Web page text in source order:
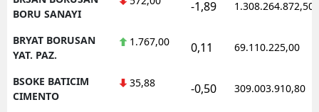
BORU SANAYI
-1,89 1.308.264.872,50
BRYAT BORUSAN
YAT. PAZ.
1.767,00 0,11 69.110.225,00
BSOKE BATICIM
CIMENTO
35,88 -0,50 309.003.910,80